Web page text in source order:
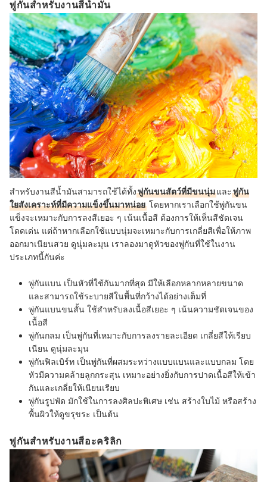
พู่กันสำหรับงานสีน้ำมัน
สำหรับงานสีน้ำมันสามารถใช้ได้ทั้งพู่กันขนสัตว์ที่มีขนนุ่มและพู่กัน
ใยสังเคราะห์ที่มีความแข็งขึ้นมาหน่อย โดยหากเราเลือกใช้พู่กันขน
แข็งจะเหมาะกับการลงสีเยอะ ๆ เน้นเนื้อสี ต้องการให้เห็นสีชัดเจน
โดดเด่น แต่ถ้าหากเลือกใช้แบบนุ่มจะเหมาะกับการเกลี่ยสีเพื่อให้ภาพ
ออกมาเนียนสวย ดูนุ่มละมุน เราลองมาดูหัวของพู่กันที่ใช้ในงาน
ประเภทนี้กันค่ะ
พู่กันแบน เป็นหัวที่ใช้กันมากที่สุด มีให้เลือกหลากหลายขนาด
และสามารถใช้ระบายสีในพื้นที่กว้างได้อย่างเต็มที่
พู่กันแบนขนสั้น ใช้สำหรับลงเนื้อสีเยอะ ๆ เน้นความชัดเจนของ
เนื้อสี
พู่กันกลม เป็นพู่กันที่เหมาะกับการลงรายละเอียด เกลี่ยสีให้เรียบ
เนียน ดูนุ่มละมุน
พู่กันฟิลเบิร์ท เป็นพู่กันที่ผสมระหว่างแบบแบนและแบบกลม โดย
หัวมีความคล้ายลูกกระสุน เหมาะอย่างยิ่งกับการปาดเนื้อสีให้เข้า
กันและเกลี่ยให้เนียนเรียบ
พู่กันรูปพัด มักใช้ในการลงศิลปะพิเศษ เช่น สร้างใบไม้ หรือสร้าง
พื้นผิวให้ดูขรุขระ เป็นต้น
พู่กันสำหรับงานสีอะคริลิก